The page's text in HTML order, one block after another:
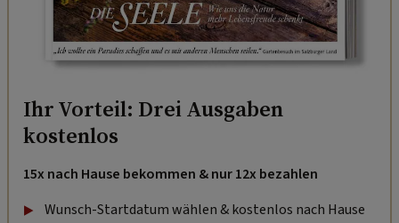
Ihr Vorteil: Drei Ausgaben
kostenlos
15x nach Hause bekommen & nur 12x bezahlen
Wunsch-Startdatum wählen & kostenlos nach Hause